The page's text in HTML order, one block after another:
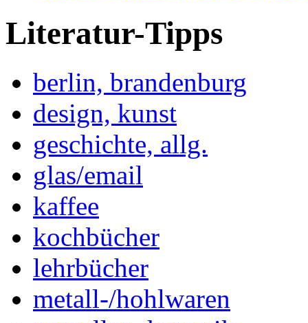
Literatur-Tipps
berlin, brandenburg
design, kunst
geschichte, allg.
glas/email
kaffee
kochbücher
lehrbücher
metall-/hohlwaren